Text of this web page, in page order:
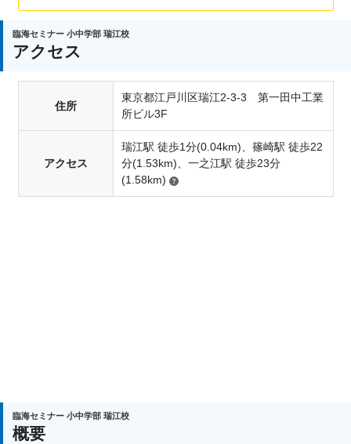
臨海セミナー 小中学部 瑞江校
アクセス
住所
東京都江戸川区瑞江2-3-3 第一田中工業
所ビル3F
アクセス
瑞江駅 徒歩1分(0.04km)、篠崎駅 徒歩22
分(1.53km)、一之江駅 徒歩23分
(1.58km)
臨海セミナー 小中学部 瑞江校
概要